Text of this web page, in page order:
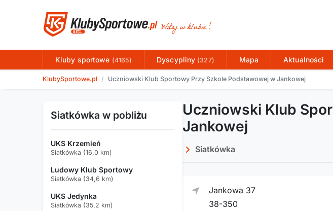
Kluby sportowe (4165) Dyscypliny (327) Mapa Aktualności
KlubySportowe.pl Uczniowski Klub Sportowy Przy Szkole Podstawowej w Jankowej
Uczniowski Klub
Jankowej
Siatkówka
Jankowa 37
38-350
Siatkówka w pobliżu
UKS Krzemień
Siatkówka (16,0 km)
Ludowy Klub Sportowy
Siatkówka (34,6 km)
UKS Jedynka
Siatkówka (35,2 km)